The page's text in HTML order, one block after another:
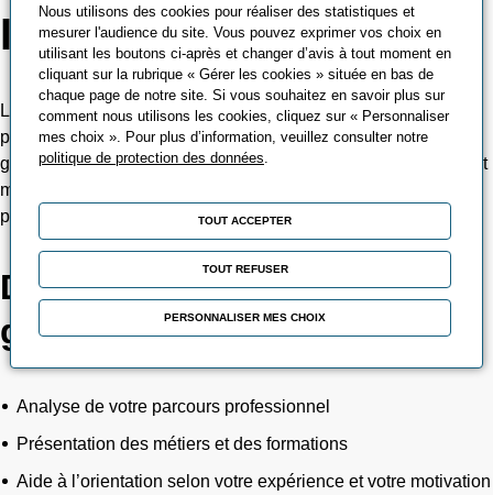
INDIVIDUEL
Les conseillers Parcours individuel sont les interlocuteurs
privilégiés de tous les salariés, demandeurs d’emploi et plus
généralement toutes les personnes à titre individuel souhaitant
mener un projet de formation ou de reconversion
professionnelle.
Des conseillers pour vous
guider :
Analyse de votre parcours professionnel
Présentation des métiers et des formations
Aide à l’orientation selon votre expérience et votre motivation
Nous utilisons des cookies pour réaliser des statistiques et
mesurer l'audience du site. Vous pouvez exprimer vos choix en
utilisant les boutons ci-après et changer d’avis à tout moment en
cliquant sur la rubrique « Gérer les cookies » située en bas de
chaque page de notre site. Si vous souhaitez en savoir plus sur
comment nous utilisons les cookies, cliquez sur « Personnaliser
mes choix ». Pour plus d’information, veuillez consulter notre
politique de protection des données.
TOUT ACCEPTER
TOUT REFUSER
PERSONNALISER MES CHOIX